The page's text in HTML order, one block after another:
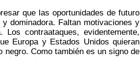
que las oportunidades de futuro
dominadora. Faltan motivaciones y
contraataques, evidentemente,
Europa y Estados Unidos quieran
Como también es un signo de